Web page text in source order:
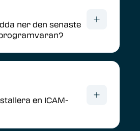
ner den senaste
en ICAM-